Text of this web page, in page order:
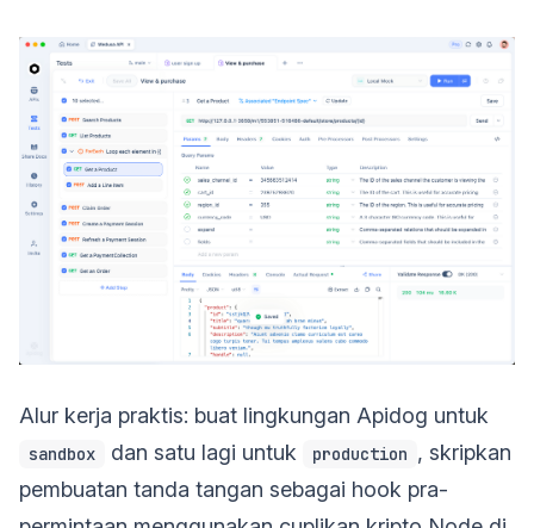
Alur kerja praktis: buat lingkungan Apidog untuk
sandbox dan satu lagi untuk production , skripkan
pembuatan tanda tangan sebagai hook pra-